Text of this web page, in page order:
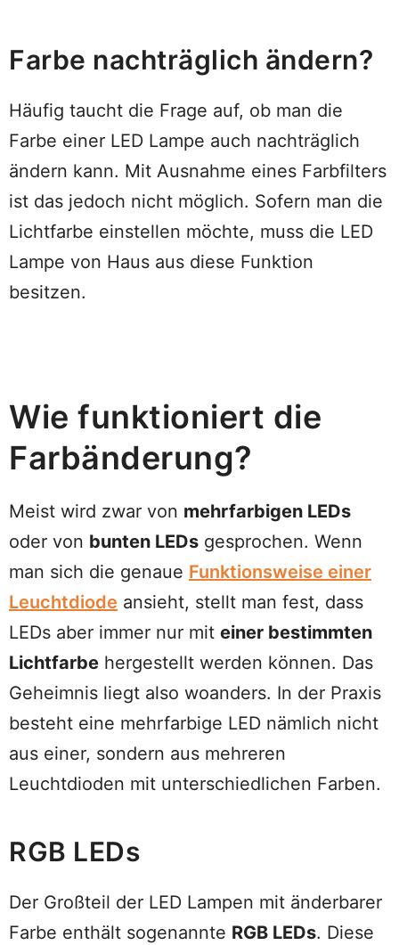
Farbe nachträglich ändern?
Häufig taucht die Frage auf, ob man die
Farbe einer LED Lampe auch nachträglich
ändern kann. Mit Ausnahme eines Farbfilters
ist das jedoch nicht möglich. Sofern man die
Lichtfarbe einstellen möchte, muss die LED
Lampe von Haus aus diese Funktion
besitzen.
Wie funktioniert die
Farbänderung?
Meist wird zwar von mehrfarbigen LEDs
oder von bunten LEDs gesprochen. Wenn
man sich die genaue Funktionsweise einer
Leuchtdiode ansieht, stellt man fest, dass
LEDs aber immer nur mit einer bestimmten
Lichtfarbe hergestellt werden können. Das
Geheimnis liegt also woanders. In der Praxis
besteht eine mehrfarbige LED nämlich nicht
aus einer, sondern aus mehreren
Leuchtdioden mit unterschiedlichen Farben.
RGB LEDs
Der Großteil der LED Lampen mit änderbarer
Farbe enthält sogenannte RGB LEDs. Diese